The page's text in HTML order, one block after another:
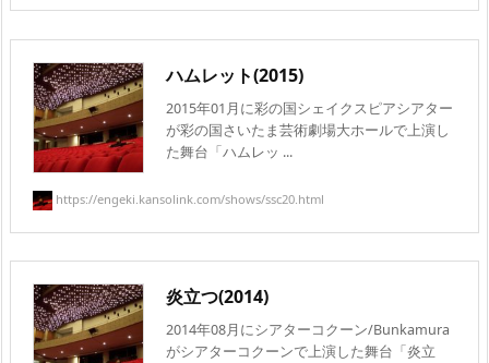
ハムレット(2015)
2015年01月に彩の国シェイクスピアシアター
が彩の国さいたま芸術劇場大ホールで上演し
た舞台「ハムレッ ...
https://engeki.kansolink.com/shows/ssc20.html
炎立つ(2014)
2014年08月にシアターコクーン/Bunkamura
がシアターコクーンで上演した舞台「炎立